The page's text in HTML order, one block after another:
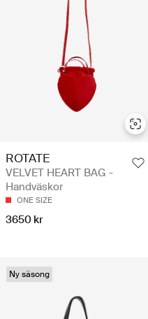
ROTATE
VELVET HEART BAG -
Handväskor
ONE SIZE
3650 kr
Ny säsong